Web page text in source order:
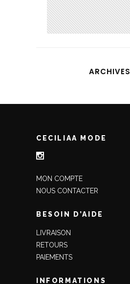
ARCHIVES
CECILIAA MODE
MON COMPTE
NOUS CONTACTER
BESOIN D’AIDE
LIVRAISON
RETOURS
PAIEMENTS
INFORMATIONS